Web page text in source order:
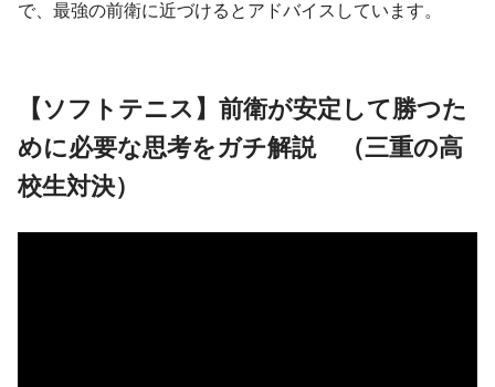
で、最強の前衛に近づけるとアドバイスしています。
【ソフトテニス】前衛が安定して勝つた
めに必要な思考をガチ解説 （三重の高
校生対決）